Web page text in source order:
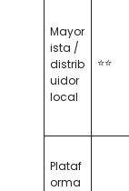
Mayor
ista /
distrib
uidor
local
⭐⭐
Plataf
orma